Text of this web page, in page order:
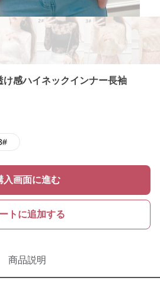
け感ハイネックインナー長袖
入画面に進む
トに追加する
商品説明